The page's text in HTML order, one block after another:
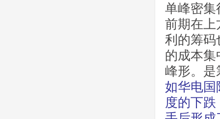
单峰密集
前期在上
利的筹码
的成本
峰形。是
如华电国
度的下